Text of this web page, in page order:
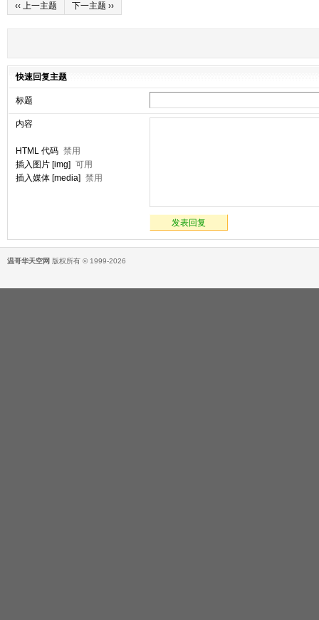
‹‹ 上一主题 下一主题 ››
快速回复主题
标题
内容
HTML 代码 禁用
插入图片 [img] 可用
插入媒体 [media] 禁用
发表回复
温哥华天空网 版权所有 © 1999-2026